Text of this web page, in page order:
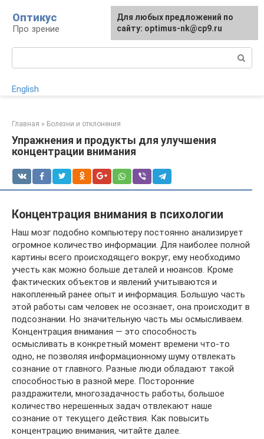
контенту
Оптикус
Про зрение
English
Главная » Болезни и отклонения
Упражнения и продукты для улучшения
концентрации внимания
Концентрация внимания в психологии
Наш мозг подобно компьютеру постоянно анализирует
огромное количество информации. Для наиболее полной
картины всего происходящего вокруг, ему необходимо
учесть как можно больше деталей и нюансов. Кроме
фактических объектов и явлений учитываются и
накопленный ранее опыт и информация. Большую часть
этой работы сам человек не осознает, она происходит в
подсознании. Но значительную часть мы осмысливаем.
Концентрация внимания — это способность
осмысливать в конкретный момент времени что-то
одно, не позволяя информационному шуму отвлекать
сознание от главного. Разные люди обладают такой
способностью в разной мере. Посторонние
раздражители, многозадачность работы, большое
количество нерешенных задач отвлекают наше
сознание от текущего действия. Как повысить
концентрацию внимания, читайте далее.
Для любых предложений по
сайту: optimus-nk@cp9.ru